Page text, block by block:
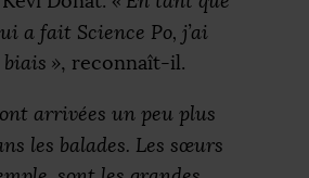
a fait Science Po, j’ai
», reconnaît-il.
arrivées un peu plus
les balades. Les sœurs